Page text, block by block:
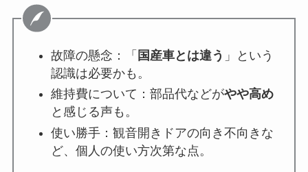
故障の懸念：「 国産車とは違う 」という
認識は必要かも。
維持費について：部品代などがやや高め
と感じる声も。
使い勝手：観音開きドアの向き不向きな
ど、個人の使い方次第な点。